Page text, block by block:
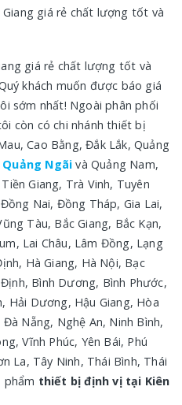
giá rẻ chất lượng tốt và
khách muốn được báo giá
sớm nhất! Ngoài phân phối
còn có chi nhánh thiết bị
Cao Bằng, Đắk Lắk, Quảng
Ngãi và Quảng Nam,
Giang, Trà Vinh, Tuyên
Nai, Đồng Tháp, Gia Lai,
Tàu, Bắc Giang, Bắc Kạn,
Lai Châu, Lâm Đồng, Lạng
Hà Giang, Hà Nội, Bạc
Bình Dương, Bình Phước,
Hải Dương, Hậu Giang, Hòa
Nẵng, Nghệ An, Ninh Bình,
Vĩnh Phúc, Yên Bái, Phú
La, Tây Ninh, Thái Bình, Thái
phẩm thiết bị định vị tại Kiên